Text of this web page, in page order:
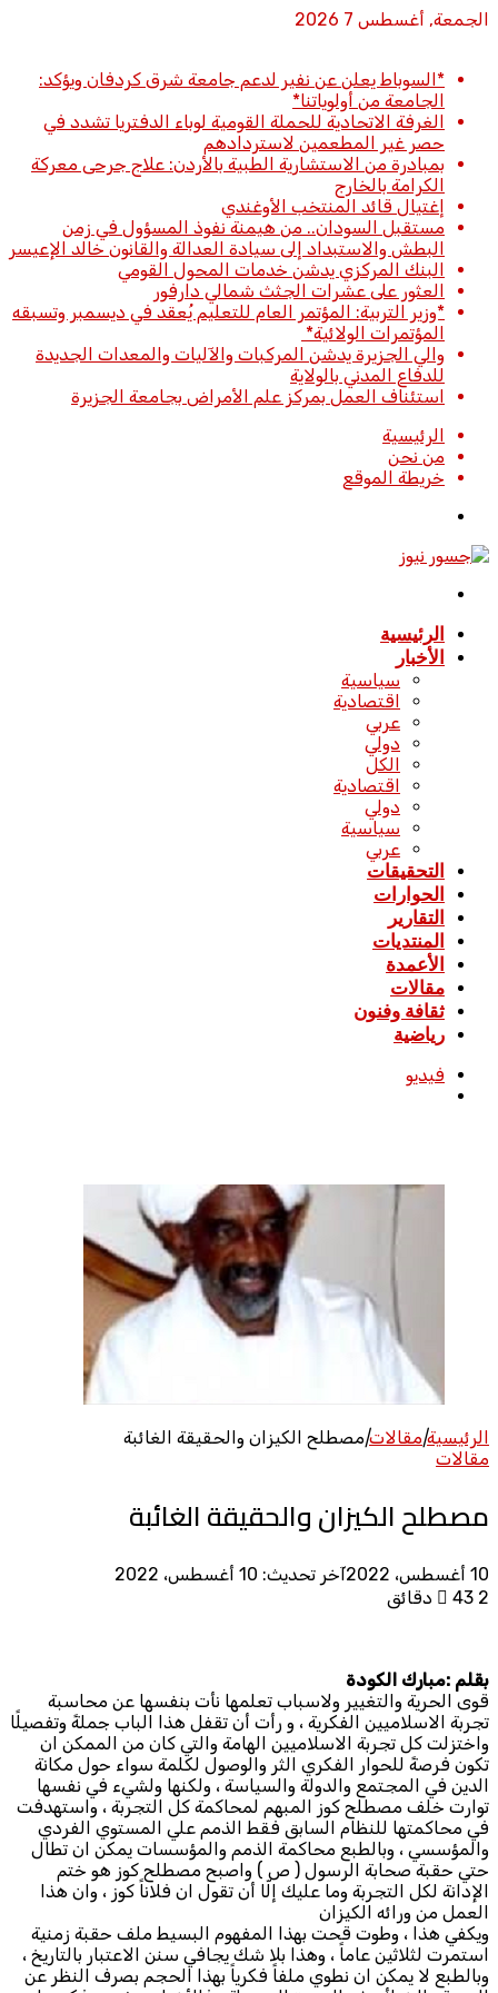
الجمعة, أغسطس 7 2026
*السوباط يعلن عن نفير لدعم جامعة شرق كردفان ويؤكد:
الجامعة من أولوياتنا*
الغرفة الاتحادية للحملة القومية لوباء الدفتريا تشدد في
حصر غير المطعمين لاستردادهم
بمبادرة من الاستشارية الطبية بالأردن: علاج جرحى معركة
الكرامة بالخارج
إغتيال قائد المنتخب الأوغندي
مستقبل السودان.. من هيمنة نفوذ المسؤول في زمن
البطش والاستبداد إلى سيادة العدالة والقانون خالد الإعيسر
البنك المركزي يدشن خدمات المحول القومي
العثور على عشرات الجثث شمالي دارفور
*وزير التربية: المؤتمر العام للتعليم يُعقد في ديسمبر وتسبقه
المؤتمرات الولائية*
والي الجزيرة يدشن المركبات والآليات والمعدات الجديدة
للدفاع المدني بالولاية
استئناف العمل بمركز علم الأمراض بجامعة الجزيرة
الرئيسية
من نحن
خريطة الموقع
الرئيسية
الأخبار
سياسية
اقتصادية
عربي
دولي
الكل
اقتصادية
دولي
سياسية
عربي
التحقيقات
الحوارات
التقارير
المنتديات
الأعمدة
مقالات
ثقافة وفنون
رياضية
فيديو
الرئيسية|مقالات|مصطلح الكيزان والحقيقة الغائبة
مقالات
مصطلح الكيزان والحقيقة الغائبة
10 أغسطس، 2022
آخر تحديث: 10 أغسطس، 2022
43 2 دقائق
بقلم :مبارك الكودة
قوى الحرية والتغيير ولاسباب تعلمها نأت بنفسها عن محاسبة
تجربة الاسلاميين الفكرية ، و رأت أن تقفل هذا الباب جملةً وتفصيلًا
واختزلت كل تجربة الاسلاميين الهامة والتي كان من الممكن ان
تكون فرصةً للحوار الفكري الثر والوصول لكلمة سواء حول مكانة
الدين في المجتمع والدولة والسياسة ، ولكنها ولشيء في نفسها
توارت خلف مصطلح كوز المبهم لمحاكمة كل التجربة ، واستهدفت
في محاكمتها للنظام السابق فقط الذمم علي المستوي الفردي
والمؤسسي ، وبالطبع محاكمة الذمم والمؤسسات يمكن ان تطال
حتي حقبة صحابة الرسول ( ص ) واصبح مصطلح كوز هو ختم
الإدانة لكل التجربة وما عليك إلّا أن تقول ان فلاناً كوز ، وان هذا
العمل من ورائه الكيزان
ويكفي هذا ، وطوت قحت بهذا المفهوم البسيط ملف حقبة زمنية
استمرت لثلاثين عاماً ، وهذا بلا شك يجافي سنن الاعتبار بالتاريخ ،
وبالطبع لا يمكن ان نطوي ملفاً فكرياً بهذا الحجم بصرف النظر عن